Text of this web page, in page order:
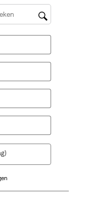
per regio